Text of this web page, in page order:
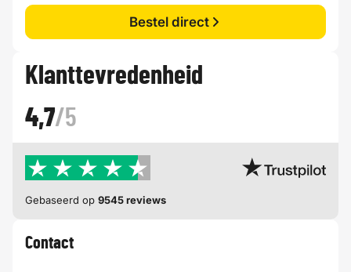
Bestel direct
Klanttevredenheid
4,7/5
Gebaseerd op 9545 reviews
Contact